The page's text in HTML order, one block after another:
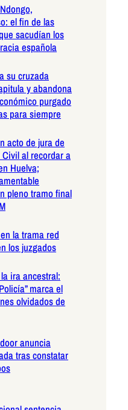
el fin de las
sacudían los
española
su cruzada
y abandona
purgado
para siempre
acto de jura de
al recordar a
Huelva;
pleno tramo final
la trama red
los juzgados
ira ancestral:
marca el
olvidados de
anuncia
tras constatar